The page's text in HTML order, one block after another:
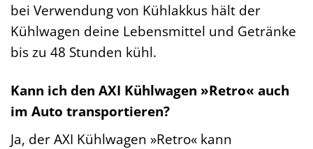
bei Verwendung von Kühlakkus hält der
Kühlwagen deine Lebensmittel und Getränke
bis zu 48 Stunden kühl.
Kann ich den AXI Kühlwagen »Retro« auch
im Auto transportieren?
Ja, der AXI Kühlwagen »Retro« kann